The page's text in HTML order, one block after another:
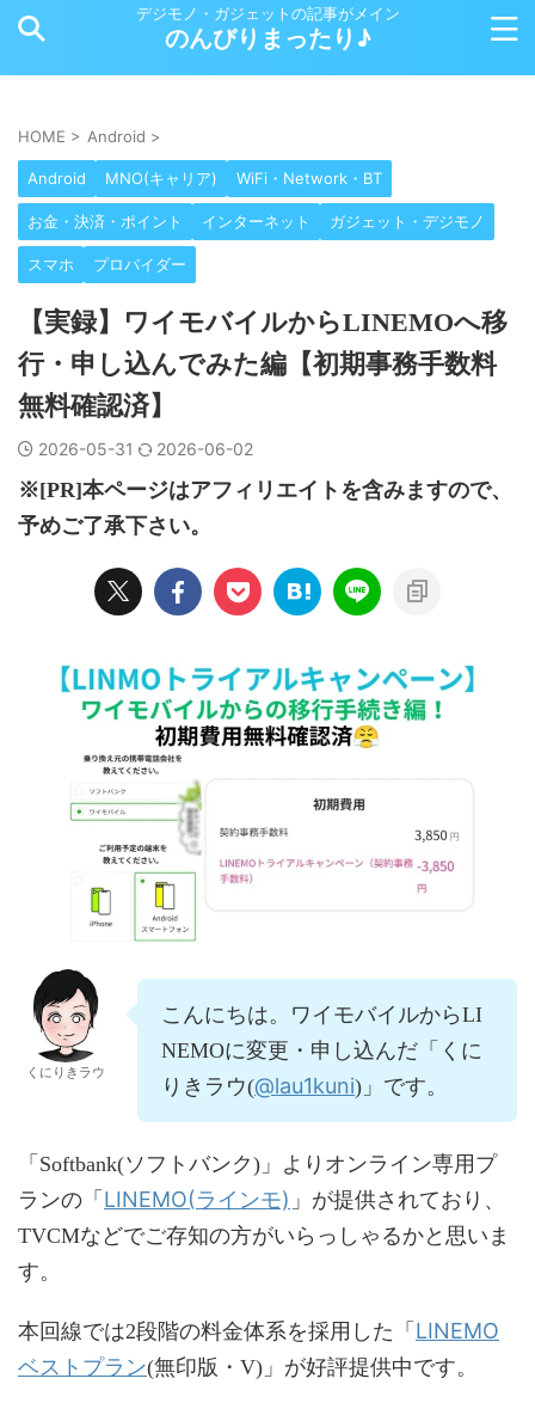
デジモノ・ガジェットの記事がメイン
のんびりまったり♪
HOME > Android >
Android MNO(キャリア) WiFi・Network・BT
お金・決済・ポイント インターネット ガジェット・デジモノ
スマホ プロバイダー
【実録】ワイモバイルからLINEMOへ移
行・申し込んでみた編【初期事務手数料
無料確認済】
2026-05-31 2026-06-02
※[PR]本ページはアフィリエイトを含みますので、
予めご了承下さい。
くにりきラウ
こんにちは。ワイモバイルからLI
NEMOに変更・申し込んだ「くに
りきラウ(@lau1kuni)」です。
「Softbank(ソフトバンク)」よりオンライン専用プ
ランの「 LINEMO(ラインモ) 」が提供されており、
TVCMなどでご存知の方がいらっしゃるかと思いま
す。
本回線では2段階の料金体系を採用した「 LINEMO
ベストプラン(無印版・V)」が好評提供中です。